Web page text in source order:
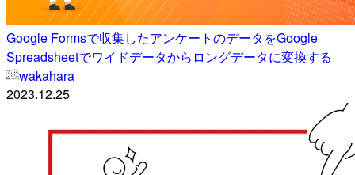
Google Formsで収集したアンケートのデータをGoogle
Spreadsheetでワイドデータからロングデータに変換する
wakahara
2023.12.25